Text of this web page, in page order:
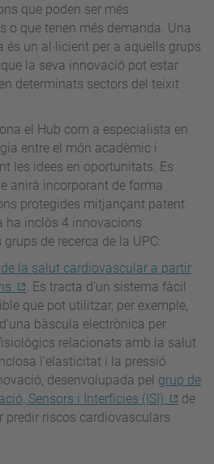
que poden ser més
o que tenen més demanda. Una
un al·licient per a aquells grups
la seva innovació pot estar
determinats sectors del teixit
el Hub com a especialista en
entre el món acadèmic i
les idees en oportunitats. Es
anirà incorporant de forma
protegides mitjançant patent.
ha inclòs 4 innovacions
de recerca de la UPC:
la salut cardiovascular a partir
. Es tracta d'un sistema fàcil
que pot utilitzar, per exemple,
bàscula electrònica per
relacionats amb la salut
l'elasticitat i la pressió
desenvolupada pel grup de
Sensors i Interfícies (ISI)
de
predir riscos cardiovasculars